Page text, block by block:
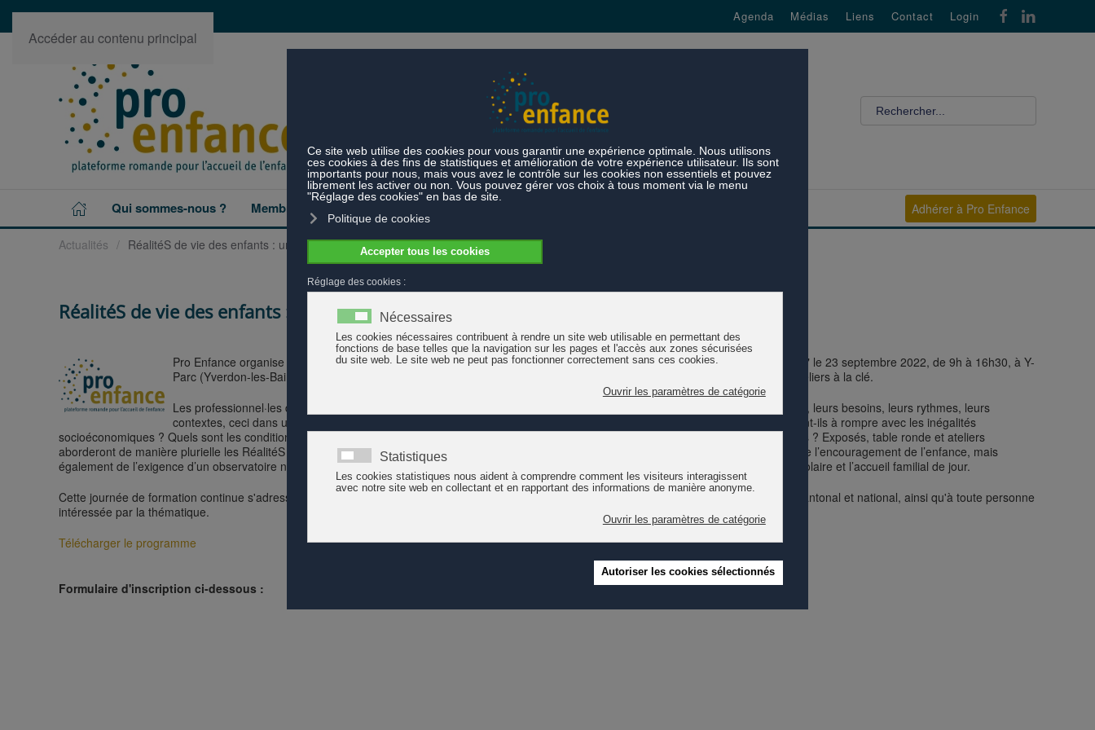
Accéder au contenu principal
Agenda Médias Liens Contact Login
Qui sommes-nous ? Membres Projets et prestations Adhérer à Pro Enfance
Actualités RéalitéS de vie des enfants : un colloque proposé par Pro Enfance
RéalitéS de vie des enfants : un colloque proposé par Pro Enfance
Pro Enfance organise le colloque intitulé "RéalitéS de vie des enfants : perspectives des enfants avec les enjeux de société" le 23 septembre 2022, de 9h à 16h30, à Y-
Parc (Yverdon-les-Bains). Intervenantes et intervenants d'horizons diversifiés s'exprimeront sur la thématique, avec des ateliers à la clé.
Les professionnel·les de l’accueil de l’enfance sont amenés à considérer quotidiennement les spécificités de chaque enfant, leurs besoins, leurs rythmes, leurs
contextes, ceci dans un cadre collectif. Cette ambition est-elle concrètement réalisée ? Les concepts pédagogiques suffisent-ils à rompre avec les inégalités
socioéconomiques ? Quels sont les conditions-cadres micro et macro pour que les équipes éducatives puissent contribuer à l’égalité des chances ? Exposés, table ronde et ateliers
aborderont de manière plurielle les RéalitéS de vie des enfants, leurs diversités ainsi que celles des familles, au travers, notamment, du prisme de l’encouragement de l’enfance, mais
également de l’exigence d’un observatoire national de l’enfance et des enjeux politiques de l'accueil collectif de la petite enfance, l’accueil parascolaire et l’accueil familial de jour.
Cette journée de formation continue s'adresse aux professionnel·les de l'enfance, aux acteurs du champ, aux décideurs sur le plan communal, cantonal et national, ainsi qu'à toute personne
intéressée par la thématique.
Télécharger le programme
Formulaire d'inscription ci-dessous :